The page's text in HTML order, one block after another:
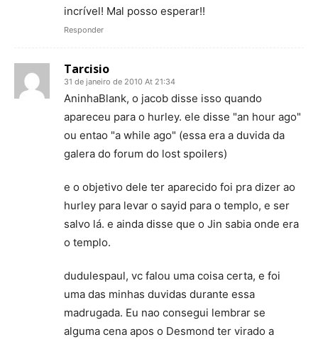
incrível! Mal posso esperar!!
Responder
Tarcisio
31 de janeiro de 2010 At 21:34
AninhaBlank, o jacob disse isso quando
apareceu para o hurley. ele disse "an hour ago"
ou entao "a while ago" (essa era a duvida da
galera do forum do lost spoilers)
e o objetivo dele ter aparecido foi pra dizer ao
hurley para levar o sayid para o templo, e ser
salvo lá. e ainda disse que o Jin sabia onde era
o templo.
dudulespaul, vc falou uma coisa certa, e foi
uma das minhas duvidas durante essa
madrugada. Eu nao consegui lembrar se
alguma cena apos o Desmond ter virado a